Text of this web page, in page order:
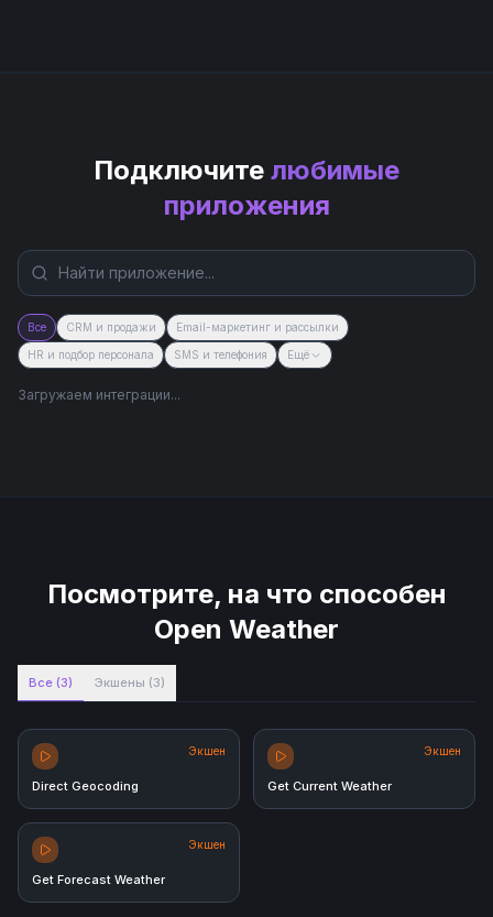
Подключите любимые
приложения
Все CRM и продажи Email-маркетинг и рассылки
HR и подбор персонала SMS и телефония Ещё
Загружаем интеграции...
Посмотрите, на что способен
Open Weather
Все (3) Экшены (3)
Экшен
Direct Geocoding
Экшен
Get Current Weather
Экшен
Get Forecast Weather